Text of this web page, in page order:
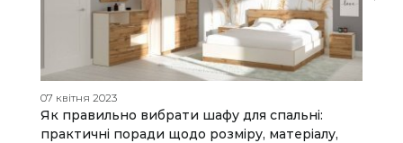
07 квітня 2023
Як правильно вибрати шафу для спальні:
практичні поради щодо розміру, матеріалу,